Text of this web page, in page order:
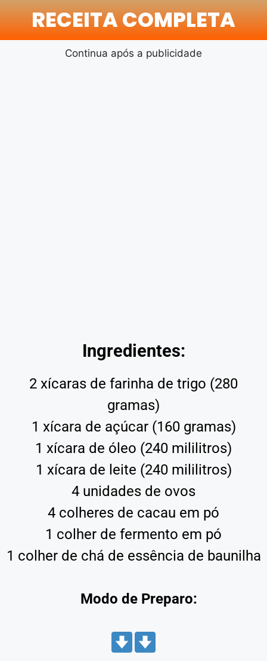
RECEITA COMPLETA
Continua após a publicidade
Ingredientes:
2 xícaras de farinha de trigo (280
gramas)
1 xícara de açúcar (160 gramas)
1 xícara de óleo (240 mililitros)
1 xícara de leite (240 mililitros)
4 unidades de ovos
4 colheres de cacau em pó
1 colher de fermento em pó
1 colher de chá de essência de baunilha
Modo de Preparo: